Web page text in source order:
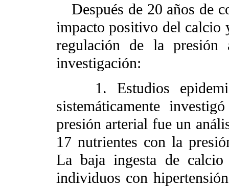
Después de 20 años de
impacto positivo del calcio
regulación de la
investigación:
1. Estudios
sistemáticamente
presión arterial fue un
17 nutrientes con la
La baja ingesta de
individuos con